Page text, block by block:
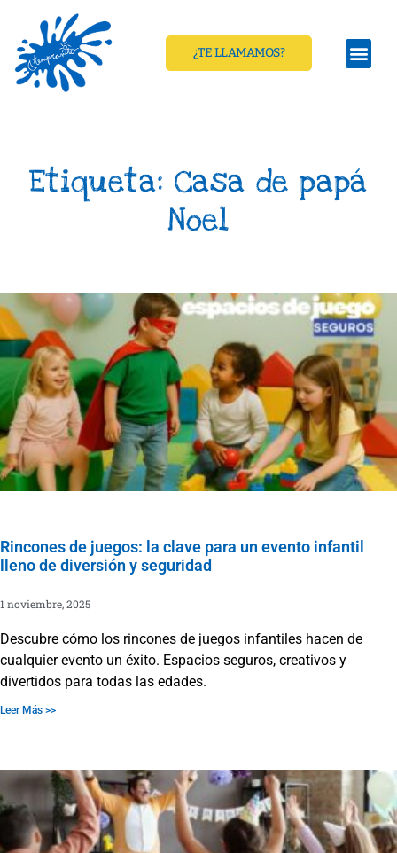
¿TE LLAMAMOS?
Etiqueta: Casa de papá
Noel
Rincones de juegos: la clave para un evento infantil
lleno de diversión y seguridad
1 noviembre, 2025
Descubre cómo los rincones de juegos infantiles hacen de
cualquier evento un éxito. Espacios seguros, creativos y
divertidos para todas las edades.
Leer Más >>